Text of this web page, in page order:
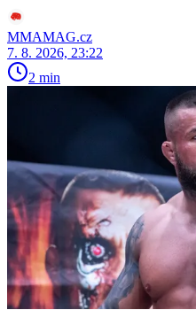
MMAMAG.cz
7. 8. 2026, 23:22
2 min